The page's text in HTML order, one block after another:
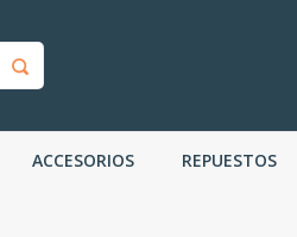
ACCESORIOS REPUESTOS